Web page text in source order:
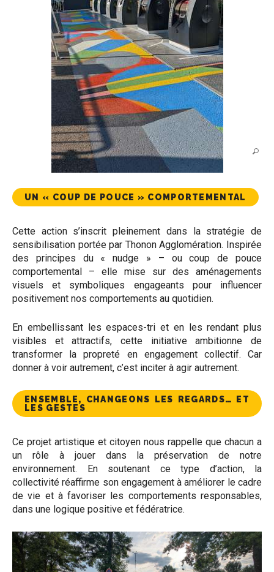
UN « COUP DE POUCE » COMPORTEMENTAL
Cette action s’inscrit pleinement dans la stratégie de
sensibilisation portée par Thonon Agglomération. Inspirée
des principes du « nudge » – ou coup de pouce
comportemental – elle mise sur des aménagements
visuels et symboliques engageants pour influencer
positivement nos comportements au quotidien.
En embellissant les espaces-tri et en les rendant plus
visibles et attractifs, cette initiative ambitionne de
transformer la propreté en engagement collectif. Car
donner à voir autrement, c’est inciter à agir autrement.
ENSEMBLE, CHANGEONS LES REGARDS… ET
LES GESTES
Ce projet artistique et citoyen nous rappelle que chacun a
un rôle à jouer dans la préservation de notre
environnement. En soutenant ce type d’action, la
collectivité réaffirme son engagement à améliorer le cadre
de vie et à favoriser les comportements responsables,
dans une logique positive et fédératrice.